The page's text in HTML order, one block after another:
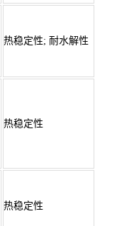
热稳定性; 耐水解性
热稳定性
热稳定性